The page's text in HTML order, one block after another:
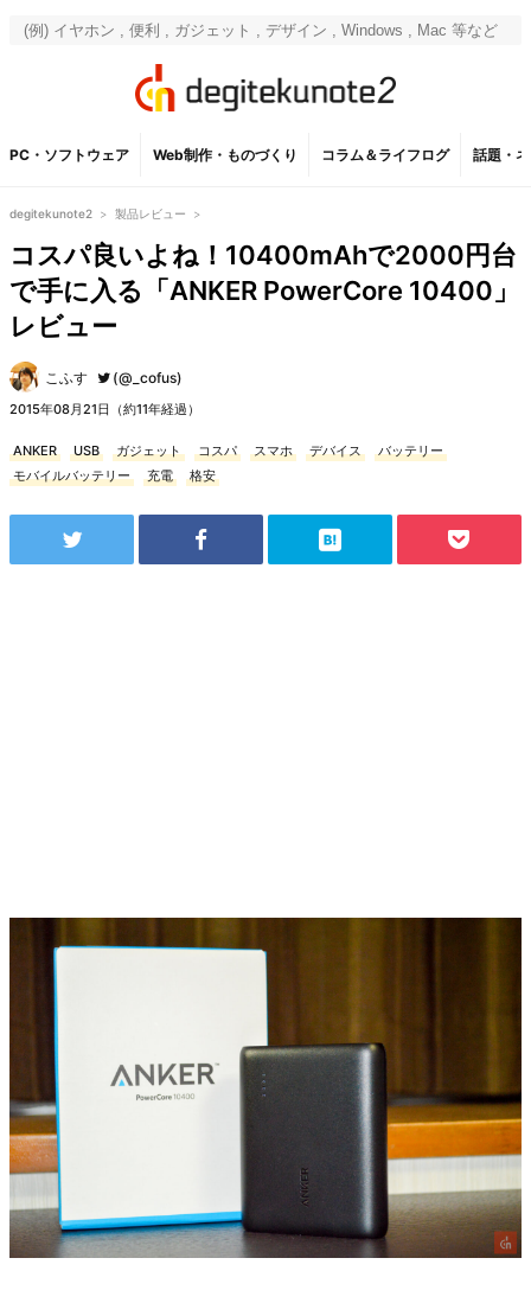
PC・ソフトウェア Web制作・ものづくり コラム＆ライフログ 話題・
degitekunote2 > 製品レビュー >
コスパ良いよね！10400mAhで2000円台
で手に入る「ANKER PowerCore 10400」
レビュー
こふす (@_cofus)
2015年08月21日（約11年経過）
ANKER USB ガジェット コスパ スマホ デバイス
バッテリー
モバイルバッテリー
充電 格安